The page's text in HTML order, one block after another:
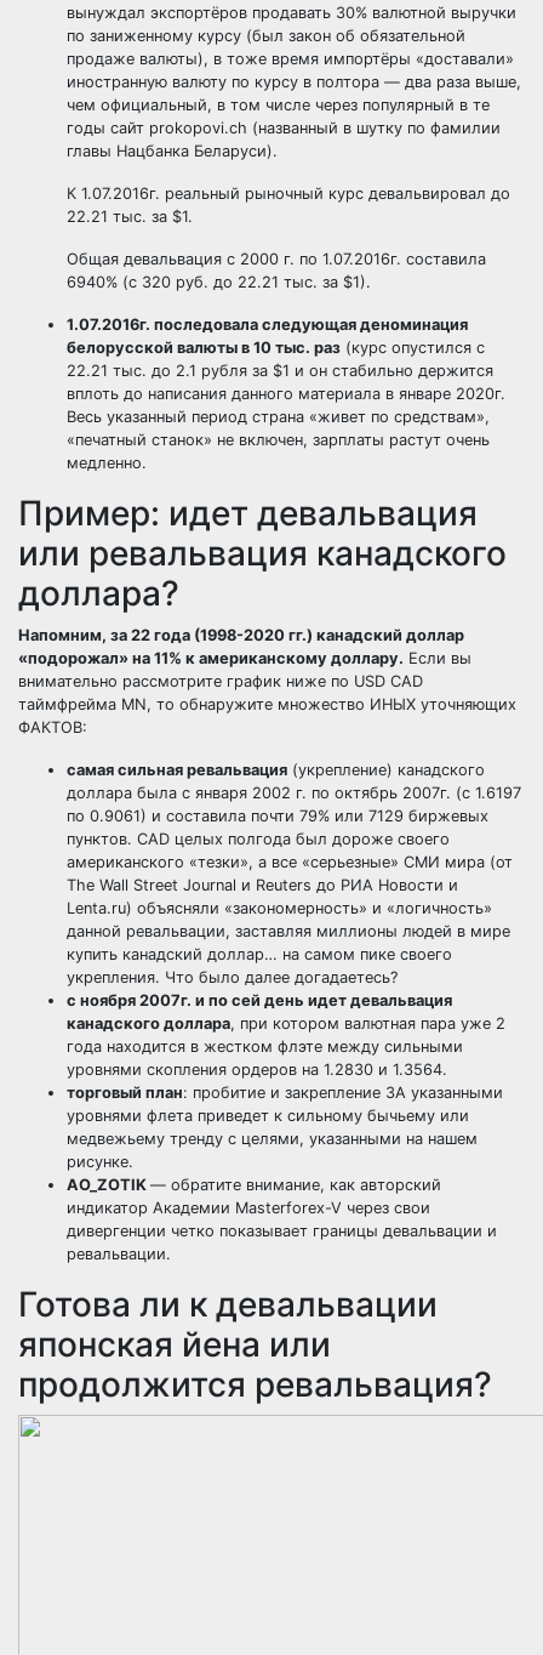
вынуждал экспортёров продавать 30% валютной выручки
по заниженному курсу (был закон об обязательной
продаже валюты), в тоже время импортёры «доставали»
иностранную валюту по курсу в полтора — два раза выше,
чем официальный, в том числе через популярный в те
годы сайт prokopovi.ch (названный в шутку по фамилии
главы Нацбанка Беларуси).
К 1.07.2016г. реальный рыночный курс девальвировал до
22.21 тыс. за $1.
Общая девальвация с 2000 г. по 1.07.2016г. составила
6940% (с 320 руб. до 22.21 тыс. за $1).
1.07.2016г. последовала следующая деноминация
белорусской валюты в 10 тыс. раз (курс опустился с
22.21 тыс. до 2.1 рубля за $1 и он стабильно держится
вплоть до написания данного материала в январе 2020г.
Весь указанный период страна «живет по средствам»,
«печатный станок» не включен, зарплаты растут очень
медленно.
Пример: идет девальвация
или ревальвация канадского
доллара?
Напомним, за 22 года (1998-2020 гг.) канадский доллар
«подорожал» на 11% к американскому доллару. Если вы
внимательно рассмотрите график ниже по USD CAD
таймфрейма MN, то обнаружите множество ИНЫХ уточняющих
ФАКТОВ:
самая сильная ревальвация (укрепление) канадского
доллара была с января 2002 г. по октябрь 2007г. (с 1.6197
по 0.9061) и составила почти 79% или 7129 биржевых
пунктов. CAD целых полгода был дороже своего
американского «тезки», а все «серьезные» СМИ мира (от
The Wall Street Journal и Reuters до РИА Новости и
Lenta.ru) объясняли «закономерность» и «логичность»
данной ревальвации, заставляя миллионы людей в мире
купить канадский доллар… на самом пике своего
укрепления. Что было далее догадаетесь?
с ноября 2007г. и по сей день идет девальвация
канадского доллара, при котором валютная пара уже 2
года находится в жестком флэте между сильными
уровнями скопления ордеров на 1.2830 и 1.3564.
торговый план: пробитие и закрепление ЗА указанными
уровнями флета приведет к сильному бычьему или
медвежьему тренду с целями, указанными на нашем
рисунке.
AO_ZOTIK — обратите внимание, как авторский
индикатор Академии Masterforex-V через свои
дивергенции четко показывает границы девальвации и
ревальвации.
Готова ли к девальвации
японская йена или
продолжится ревальвация?